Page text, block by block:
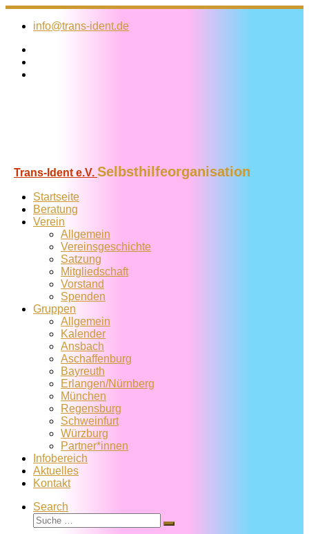
Zum
Inhalt
info@trans-ident.de
Trans-Ident e.V. Selbsthilfeorganisation
Startseite
Beratung
Verein
Allgemein
Vereins­geschichte
Satzung
Mitglied­schaft
Vorstand
Spenden
Gruppen
Allgemein
Kalender
Ansbach
Aschaffenburg
Bayreuth
Erlangen/Nürnberg
München
Regensburg
Schweinfurt
Würzburg
Partner*innen
Infobereich
Aktuelles
Kontakt
Search
Suche
Suche